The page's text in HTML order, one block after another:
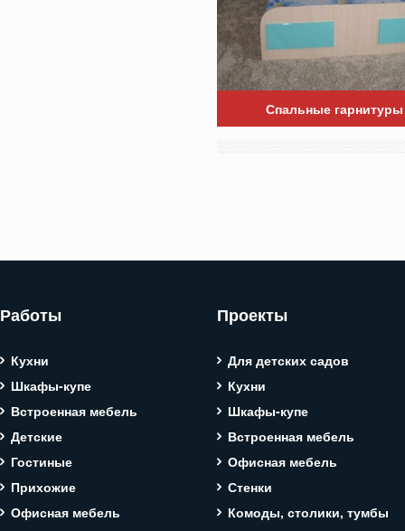
Спальные гарнитуры
Работы
Кухни
Шкафы-купе
Встроенная мебель
Детские
Гостиные
Прихожие
Офисная мебель
Проекты
Для детских садов
Кухни
Шкафы-купе
Встроенная мебель
Офисная мебель
Стенки
Комоды, столики, тумбы